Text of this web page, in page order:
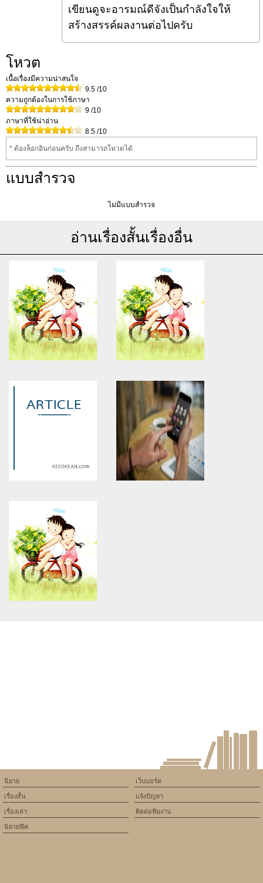
เขียนดูจะอารมณ์ดีจังเป็นกำลังใจให้
สร้างสรรค์ผลงานต่อไปครับ
โหวต
เนื้อเรื่องมีความน่าสนใจ
9.5 /10
ความถูกต้องในการใช้ภาษา
9 /10
ภาษาที่ใช้น่าอ่าน
8.5 /10
* ต้องล็อกอินก่อนครับ ถึงสามารถโหวดได้
แบบสำรวจ
ไม่มีแบบสำรวจ
อ่านเรื่องสั้นเรื่องอื่น
assumed 'article_topic' (this
will throw an Error in a future
/home/keedkean/domains/keedkean.com/public_html/include/article/
Warning: Use of undefined
constant article_topic -
assumed 'article_topic' (this
will throw an Error in a future
version of PHP) in
/home/keedkean/domains/
on line534
seo optimization company
constant article_topic -
assumed 'article_topic' (this
will throw an Error in a future
version of PHP) in
/home/keedkean/domains/keedkean.com/public_html/include/article/
on line534
assisttrading
เว็บบอร์ด
แจ้งปัญหา
ติดต่อทีมงาน
นิยาย
เรื่องสั้น
เรื่องเล่า
นิยายฟิค